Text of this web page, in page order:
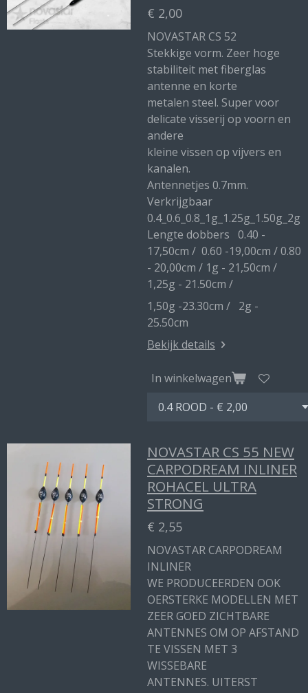
€ 2,00
NOVASTAR CS 52
Stekkige vorm. Zeer hoge
stabiliteit met fiberglas
antenne en korte
metalen steel. Super voor
delicate visserij op voorn en
andere
kleine vissen op vijvers en
kanalen.
Antennetjes 0.7mm.
Verkrijgbaar
0.4_0.6_0.8_1g_1.25g_1.50g_2g
Lengte dobbers 0.40 -
17,50cm / 0.60 -19,00cm / 0.80
- 20,00cm / 1g - 21,50cm /
1,25g - 21.50cm /
1,50g -23.30cm / 2g -
25.50cm
Bekijk details
In winkelwagen
NOVASTAR CS 55 NEW
CARPODREAM INLINER
ROHACEL ULTRA
STRONG
€ 2,55
NOVASTAR CARPODREAM
INLINER
WE PRODUCEERDEN OOK
OERSTERKE MODELLEN MET
ZEER GOED ZICHTBARE
ANTENNES OM OP AFSTAND
TE VISSEN MET 3
WISSEBARE
ANTENNES. UITERST